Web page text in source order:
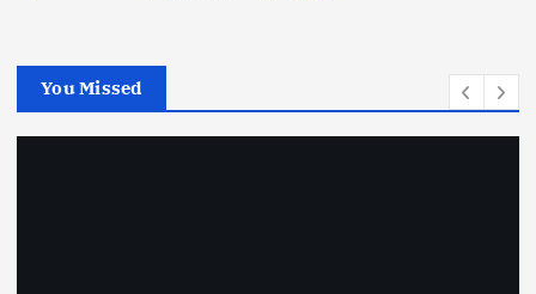
You Missed